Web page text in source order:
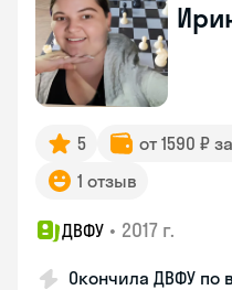
5 от 1590 ₽
1 отзыв
ДВФУ • 2017 г.
Окончила ДВФУ по